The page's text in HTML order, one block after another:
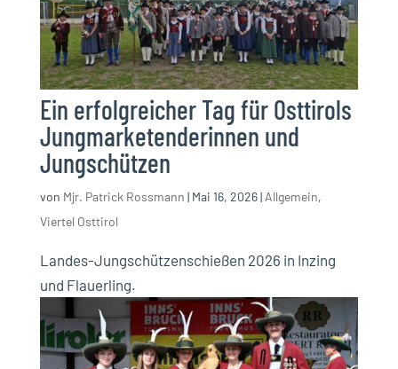
Ein erfolgreicher Tag für Osttirols
Jungmarketenderinnen und
Jungschützen
von Mjr. Patrick Rossmann | Mai 16, 2026| Allgemein,
Viertel Osttirol
Landes-Jungschützenschießen 2026 in Inzing
und Flauerling.